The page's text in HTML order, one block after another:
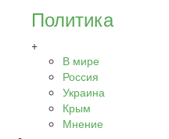
Политика
+
В мире
Россия
Украина
Крым
Мнение